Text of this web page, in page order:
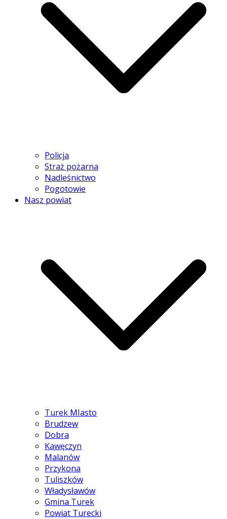
Policja
Straż pożarna
Nadleśnictwo
Pogotowie
Nasz powiat
Turek MIasto
Brudzew
Dobra
Kawęczyn
Malanów
Przykona
Tuliszków
Władysławów
Gmina Turek
Powiat Turecki